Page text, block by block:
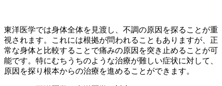
東洋医学では身体全体を見渡し、不調の原因を探ることが重
視されます。これには根拠が問われることもありますが、正
常な身体と比較することで痛みの原因を突き止めることが可
能です。特にむちうちのような治療が難しい症状に対して、
原因を探り根本からの治療を進めることができます。